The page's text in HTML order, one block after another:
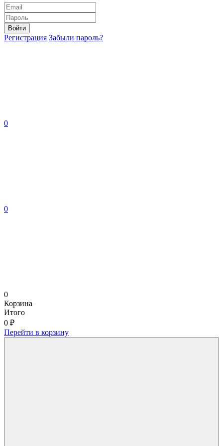
Войти
Регистрация Забыли пароль?
0
0
0
Корзина
Итого
0 ₽
Перейти в корзину